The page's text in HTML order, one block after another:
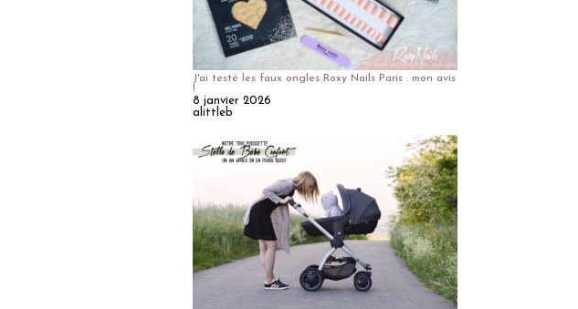
J'ai testé les faux ongles Roxy Nails Paris : mon avis
!
8 janvier 2026
alittleb